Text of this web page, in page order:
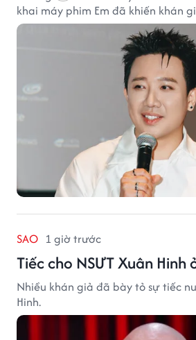
khai máy phim Em đã khiến khán
SAO 1 giờ trước
Tiếc cho NSƯT Xuân Hinh
Nhiều khán giả đã bày tỏ sự tiếc
Hinh.